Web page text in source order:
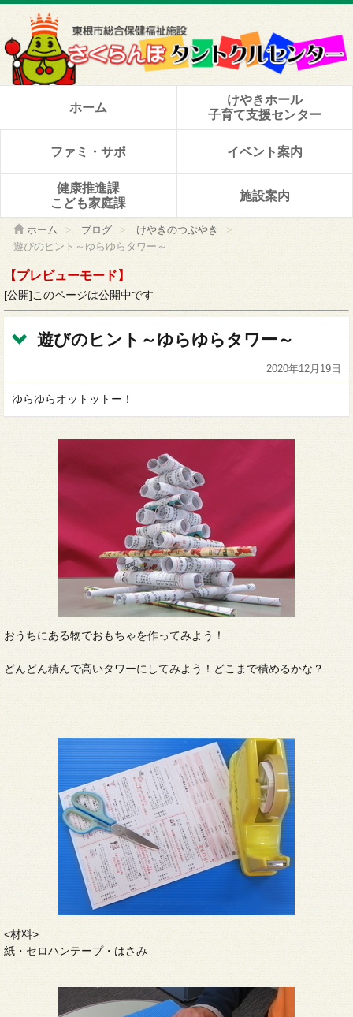
ホーム
けやきホール
子育て支援センター
ファミ・サポ イベント案内
健康推進課
こども家庭課
施設案内
ホーム > ブログ > けやきのつぶやき
>
遊びのヒント～ゆらゆらタワー～
【プレビューモード】
[公開]このページは公開中です
遊びのヒント～ゆらゆらタワー～
2020年12月19日
ゆらゆらオットットー！
おうちにある物でおもちゃを作ってみよう！
どんどん積んで高いタワーにしてみよう！どこまで積めるかな？
<材料>
紙・セロハンテープ・はさみ